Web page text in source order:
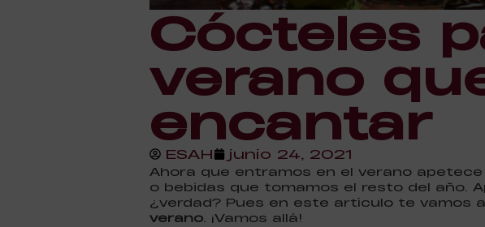
Cócteles
verano
encantar
ESAH junio 24, 2021
Ahora que entramos en el verano
o bebidas que tomamos el resto del año.
¿verdad? Pues en este artículo te vamos
verano. ¡Vamos allá!